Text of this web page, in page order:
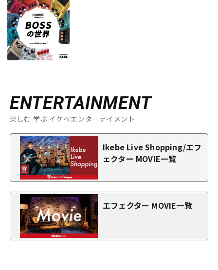
ENTERTAINMENT
楽しむ 学ぶ イケベエンターテイメント
Ikebe Live Shopping/エフ
ェクター MOVIE一覧
エフェクター MOVIE一覧